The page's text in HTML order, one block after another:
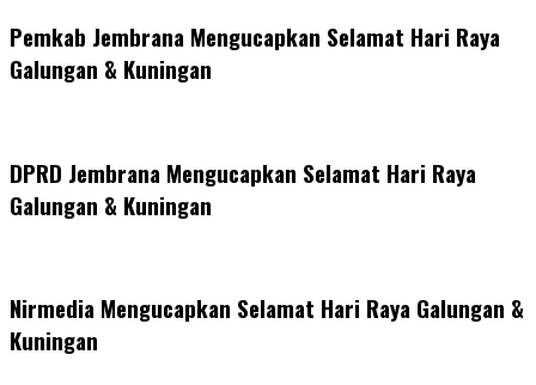
Pemkab Jembrana Mengucapkan Selamat Hari Raya
Galungan & Kuningan
DPRD Jembrana Mengucapkan Selamat Hari Raya
Galungan & Kuningan
Nirmedia Mengucapkan Selamat Hari Raya Galungan &
Kuningan